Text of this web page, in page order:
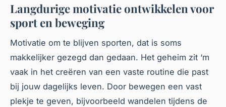
Langdurige motivatie ontwikkelen voor
sport en beweging
Motivatie om te blijven sporten, dat is soms
makkelijker gezegd dan gedaan. Het geheim zit ‘m
vaak in het creëren van een vaste routine die past
bij jouw dagelijks leven. Door bewegen een vast
plekje te geven, bijvoorbeeld wandelen tijdens de